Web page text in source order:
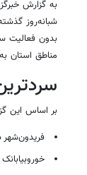
شبانه‌روز
بدون فعالیت
مناطق استان
سردترین
بر اساس این
فریدون‌شهر با ثبت دمای
خوروبیابانک با ثبت دمای